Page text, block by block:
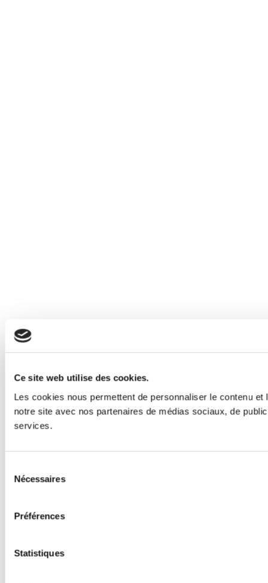
Ce site web utilise des cookies.
Les cookies nous permettent de personnaliser le contenu
notre site avec nos partenaires de médias sociaux, de
services.
Nécessaires
Préférences
Statistiques